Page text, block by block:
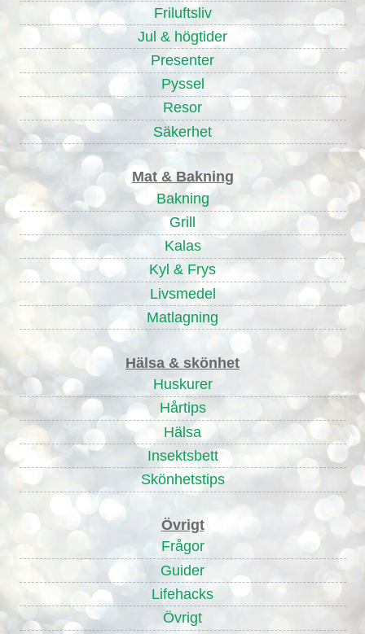
Friluftsliv
Jul & högtider
Presenter
Pyssel
Resor
Säkerhet
Mat & Bakning
Bakning
Grill
Kalas
Kyl & Frys
Livsmedel
Matlagning
Hälsa & skönhet
Huskurer
Hårtips
Hälsa
Insektsbett
Skönhetstips
Övrigt
Frågor
Guider
Lifehacks
Övrigt